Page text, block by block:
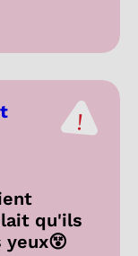
qu'ils
yeux😵